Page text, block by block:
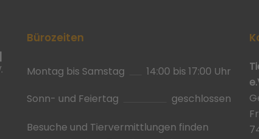
Bürozeiten
Montag bis Samstag
14:00 bis 17:00 Uhr
Sonn- und Feiertag
geschlossen
Besuche und Tiervermittlungen finden